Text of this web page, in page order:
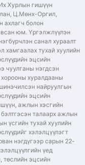
Хурлын гишүүн
Ц.Мөнх-Оргил,
ахлагч болон
юм. Үргэлжлүүлэн
санал хураалт
хамгаалах тухай хуулийн
эцсийн
чуулганы нэгдсэн
хуралдааны
найруулгын
эцсийн
ажлын хэсгийн
талаарх ажлын
үсгийн тухай хуулийн
хэлэлцүүлэгт
нэгдүгээр сарын 22-
үед
төслийн эцсийн